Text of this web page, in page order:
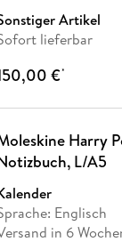
Artikel
lieferbar
€*
Harry
L/A5
Englisch
in 6